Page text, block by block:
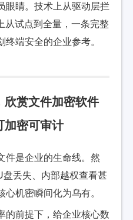
眼睛。技术上从驱动层拦
从试点到全量，一条完整
端安全的企业参考。
欣赏文件加密软件
加密可审计
件是企业的生命线。然
丢失、内部越权查看甚
机密瞬间化为乌有。
的前提下，给企业核心数